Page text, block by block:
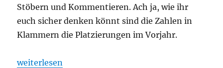
Stöbern und Kommentieren. Ach ja, wie ihr
euch sicher denken könnt sind die Zahlen in
Klammern die Platzierungen im Vorjahr.
„Spieltrolls Top 100 – 2020 Edition“
weiterlesen